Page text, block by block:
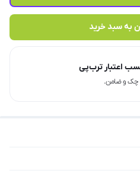
به سبد خرید
اعتبار ترب‌پی